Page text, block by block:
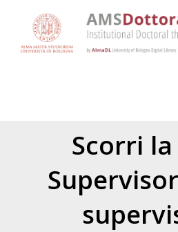
Scorri